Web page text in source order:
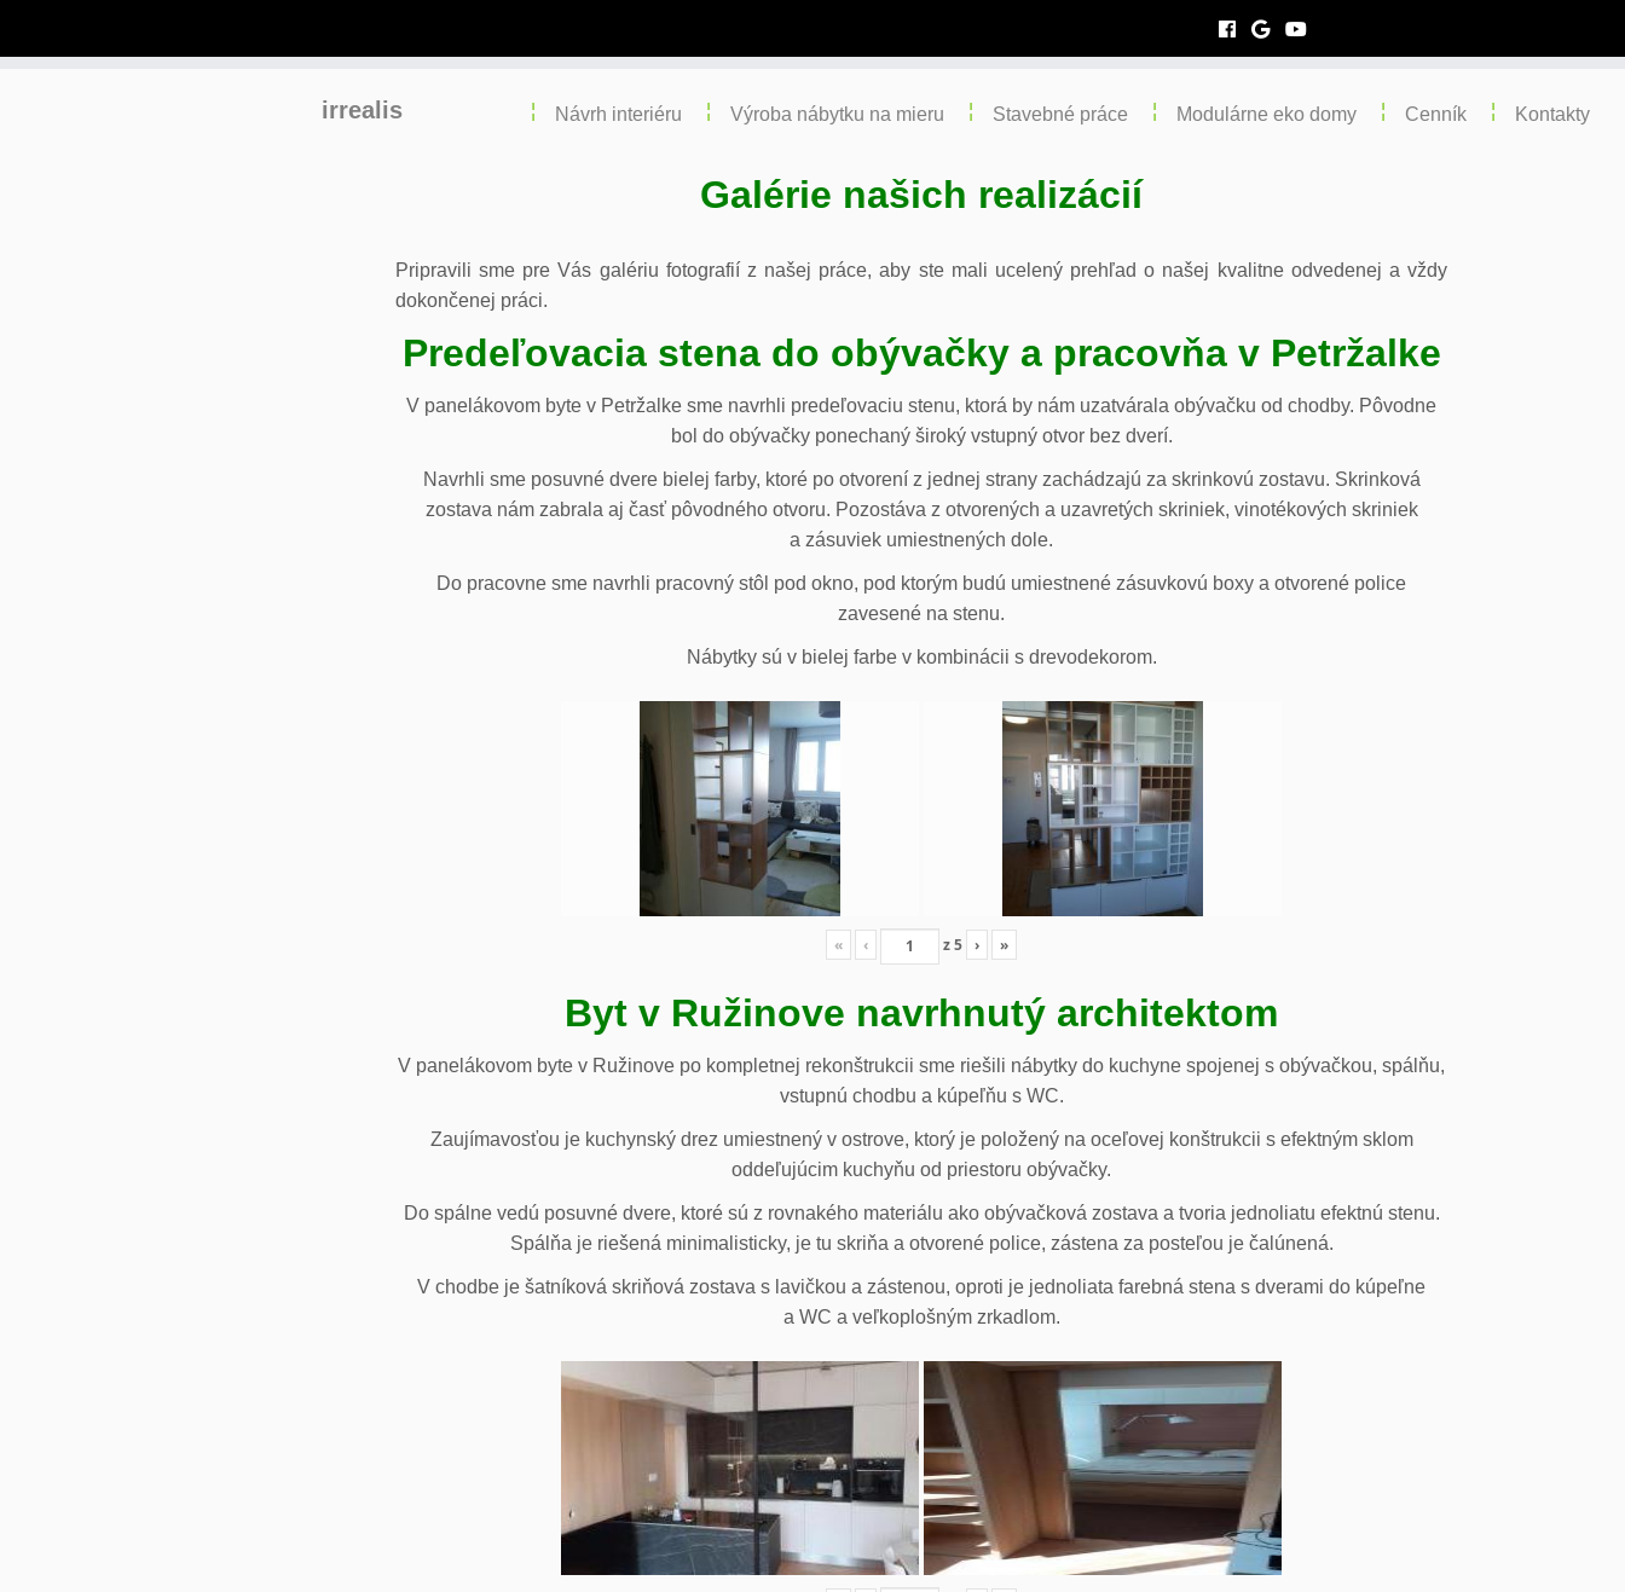
irrealis Návrh interiéru Výroba nábytku na mieru Stavebné práce Modulárne eko domy Cenník Kontakty
Galérie našich realizácií
Pripravili sme pre Vás galériu fotografií z našej práce, aby ste mali ucelený prehľad o našej kvalitne odvedenej a vždy
dokončenej práci.
Predeľovacia stena do obývačky a pracovňa v Petržalke
V panelákovom byte v Petržalke sme navrhli predeľovaciu stenu, ktorá by nám uzatvárala obývačku od chodby. Pôvodne
bol do obývačky ponechaný široký vstupný otvor bez dverí.
Navrhli sme posuvné dvere bielej farby, ktoré po otvorení z jednej strany zachádzajú za skrinkovú zostavu. Skrinková
zostava nám zabrala aj časť pôvodného otvoru. Pozostáva z otvorených a uzavretých skriniek, vinotékových skriniek
a zásuviek umiestnených dole.
Do pracovne sme navrhli pracovný stôl pod okno, pod ktorým budú umiestnené zásuvkovú boxy a otvorené police
zavesené na stenu.
Nábytky sú v bielej farbe v kombinácii s drevodekorom.
« ‹ z5 › »
Byt v Ružinove navrhnutý architektom
V panelákovom byte v Ružinove po kompletnej rekonštrukcii sme riešili nábytky do kuchyne spojenej s obývačkou, spálňu,
vstupnú chodbu a kúpeľňu s WC.
Zaujímavosťou je kuchynský drez umiestnený v ostrove, ktorý je položený na oceľovej konštrukcii s efektným sklom
oddeľujúcim kuchyňu od priestoru obývačky.
Do spálne vedú posuvné dvere, ktoré sú z rovnakého materiálu ako obývačková zostava a tvoria jednoliatu efektnú stenu.
Spálňa je riešená minimalisticky, je tu skriňa a otvorené police, zástena za posteľou je čalúnená.
V chodbe je šatníková skriňová zostava s lavičkou a zástenou, oproti je jednoliata farebná stena s dverami do kúpeľne
a WC a veľkoplošným zrkadlom.